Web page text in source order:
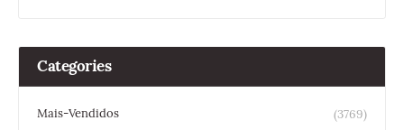
Categories
Mais-Vendidos
(3769)